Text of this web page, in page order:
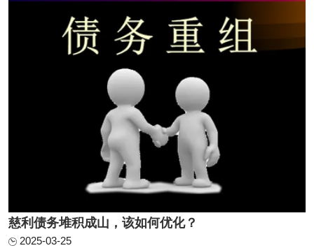
案进行自动测算，根据借款人的收入和债务情 ...
慈利债务堆积成山，该如何优化？
2025-03-25